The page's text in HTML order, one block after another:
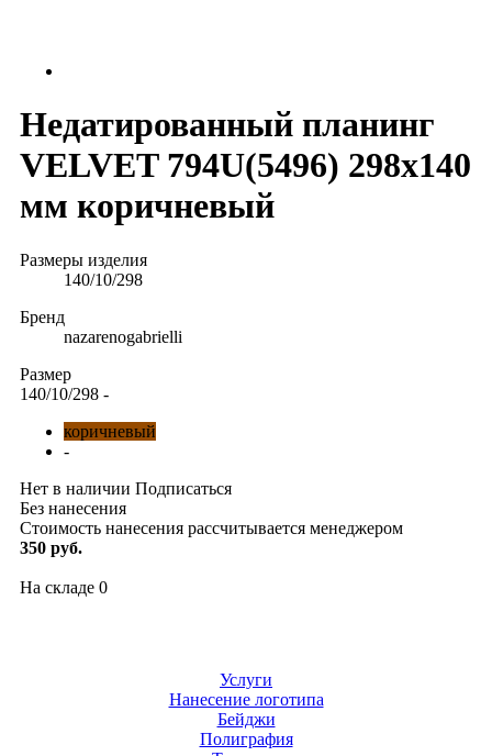
Недатированный планинг
VELVET 794U(5496) 298x140
мм коричневый
Размеры изделия
140/10/298
Бренд
nazarenogabrielli
Размер
140/10/298 -
коричневый
-
Нет в наличии Подписаться
Без нанесения
Стоимость нанесения рассчитывается менеджером
350 руб.
На складе 0
Услуги
Нанесение логотипа
Бейджи
Полиграфия